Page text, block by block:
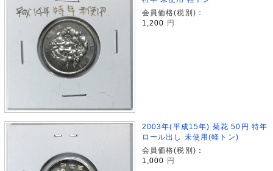
会員価格(税別)：
1,200
円
2003年(平成15年) 菊花 50円 特年
ロール出し 未使用(軽トン)
会員価格(税別)：
1,000 円